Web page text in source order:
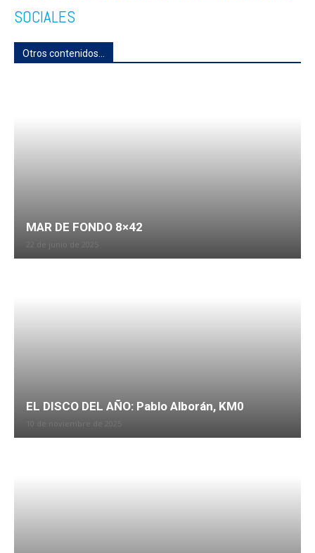
SOCIALES
Otros contenidos...
MAR DE FONDO 8×42
EL DISCO DEL AÑO: Pablo Alborán, KM0
10 de noviembre de 2025